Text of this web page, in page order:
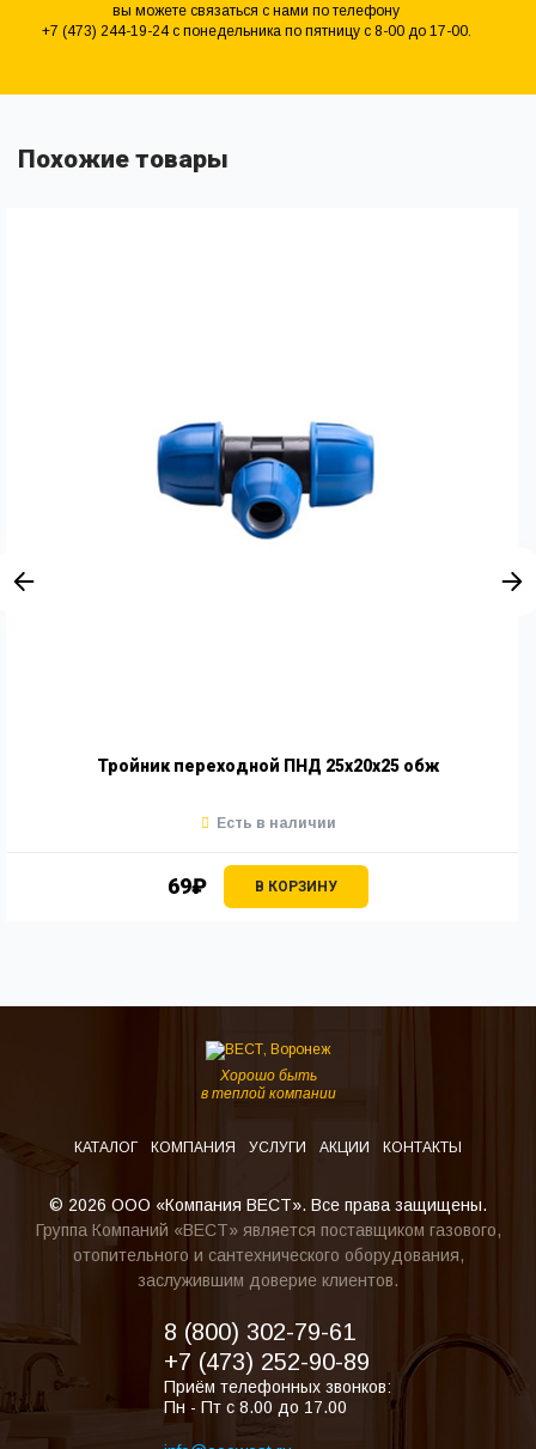
вы можете связаться с нами по телефону
+7 (473) 244-19-24 с понедельника по пятницу с 8-00 до 17-00.
Похожие товары
Тройник переходной ПНД 25х20х25 обж
69₽ В КОРЗИНУ
Есть в наличии
Хорошо быть
в теплой компании
КАТАЛОГ КОМПАНИЯ УСЛУГИ АКЦИИ КОНТАКТЫ
© 2026 ООО «Компания ВЕСТ». Все права защищены.
Группа Компаний «ВЕСТ» является поставщиком газового,
отопительного и сантехнического оборудования,
заслужившим доверие клиентов.
8 (800) 302-79-61
+7 (473) 252-90-89
Приём телефонных звонков:
Пн - Пт с 8.00 до 17.00